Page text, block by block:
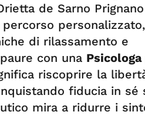
de Sarno Prignano
personalizzato,
di rilassamento e
con una
riscoprire la
fiducia in sé
mira a ridurre i